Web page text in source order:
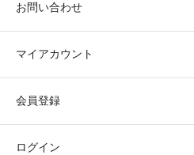
お問い合わせ
マイアカウント
会員登録
ログイン